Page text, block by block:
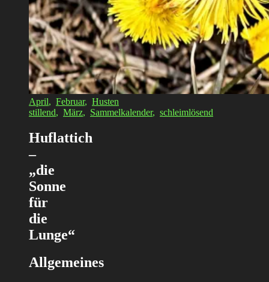
April, Februar, Husten
stillend, März, Sammelkalender, schleimlösend
Huflattich
–
„die
Sonne
für
die
Lunge“
Allgemeines